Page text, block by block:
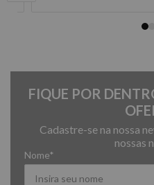
FIQUE POR
Cadastre-se na nossa
nossas
Nome*